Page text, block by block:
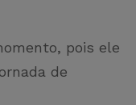
pois ele
de